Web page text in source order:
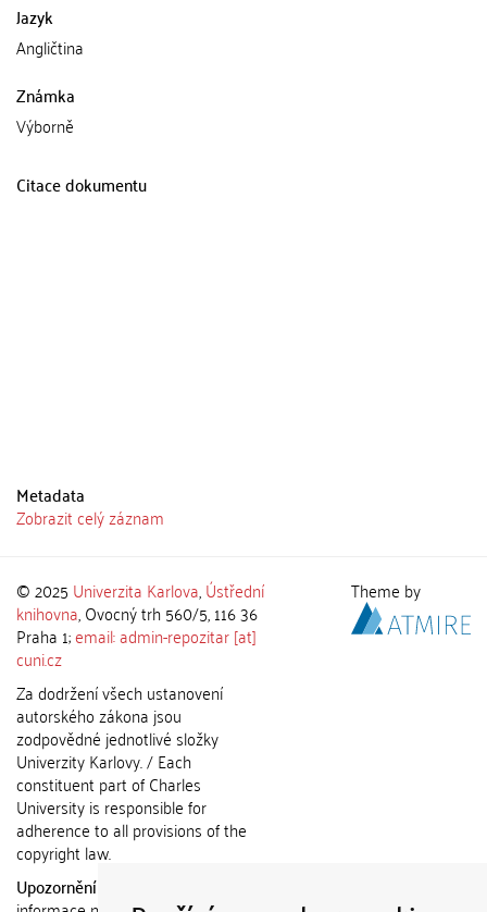
Jazyk
Angličtina
Známka
Výborně
Citace dokumentu
Metadata
Zobrazit celý záznam
© 2025 Univerzita Karlova,Ústřední
knihovna, Ovocný trh 560/5, 116 36
Praha 1;email: admin-repozitar [at]
cuni.cz
Za dodržení všech ustanovení
autorského zákona jsou
zodpovědné jednotlivé složky
Univerzity Karlovy. / Each
constituent part of Charles
University is responsible for
adherence to all provisions of the
copyright law.
Upozornění / Notice:
Theme by